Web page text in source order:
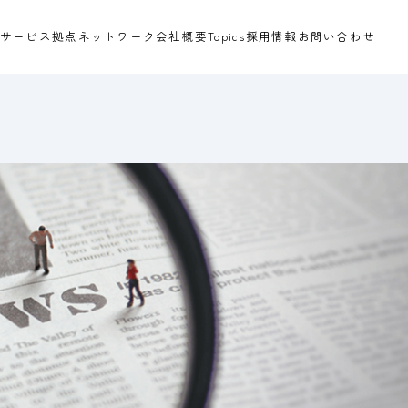
サービス拠点ネットワーク会社概要Topics採用情報 お問い合わせ